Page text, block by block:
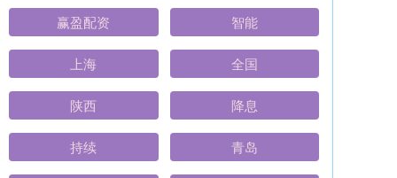
赢盈配资 智能
上海 全国
陕西 降息
持续 青岛